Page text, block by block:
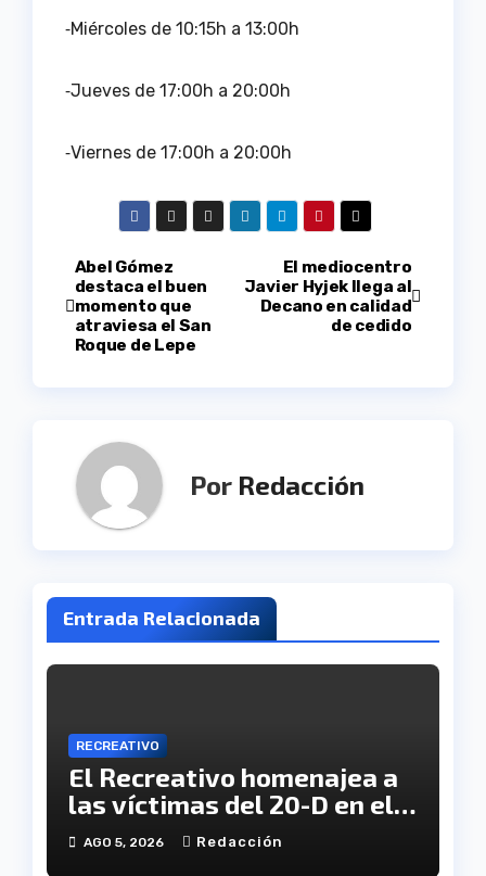
⁃Miércoles de 10:15h a 13:00h
⁃Jueves de 17:00h a 20:00h
⁃Viernes de 17:00h a 20:00h
Navegación
de
entradas
El mediocentro
Javier Hyjek llega al
Decano en calidad
de cedido
Abel Gómez
destaca el buen
momento que
atraviesa el San
Roque de Lepe
Por Redacción
Entrada Relacionada
RECREATIVO
El Recreativo homenajea a
las víctimas del 20-D en el
XX aniversario de la
tragedia
AGO 5, 2026 Redacción